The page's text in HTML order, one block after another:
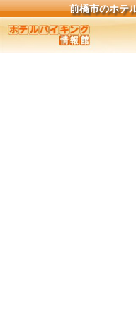
前橋市のホテ